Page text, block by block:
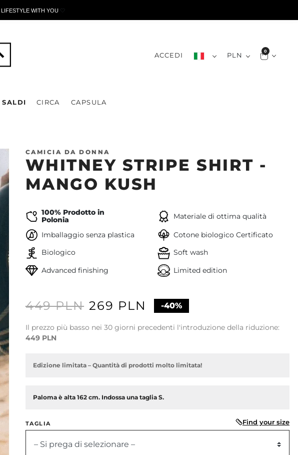
WITH YOU🤍
ACCEDI PLN 0
SALDI CIRCA CAPSULA
Avanti
CAMICIA DA DONNA
WHITNEY STRIPE SHIRT -
MANGO KUSH
100% Prodotto in
Polonia
Materiale di ottima qualità
Imballaggio senza plastica
Cotone biologico Certificato
Biologico
Soft wash
Advanced finishing
Limited edition
449 PLN 269 PLN -40%
Il prezzo più basso nei 30 giorni precedenti l'introduzione della riduzione:
449 PLN
Edizione limitata – Quantità di prodotti molto limitata!
Paloma è alta 162 cm. Indossa una taglia S.
TAGLIA Find your size
– Si prega di selezionare –